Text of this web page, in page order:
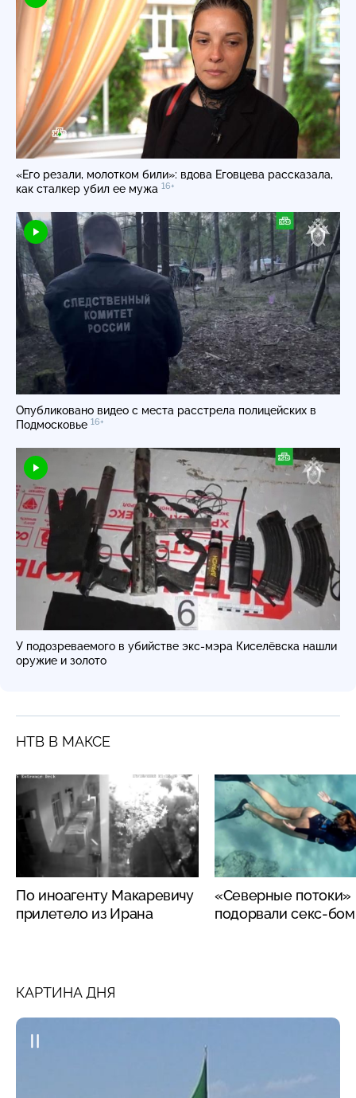
«Его резали, молотком били»: вдова Еговцева рассказала,
как сталкер убил ее мужа 16+
Опубликовано видео с места расстрела полицейских в
Подмосковье 16+
У подозреваемого в убийстве экс-мэра Киселёвска нашли
оружие и золото
НТВ В МАКСЕ
По иноагенту Макаревичу
прилетело из Ирана
«Северные потоки»
подорвали секс-
КАРТИНА ДНЯ